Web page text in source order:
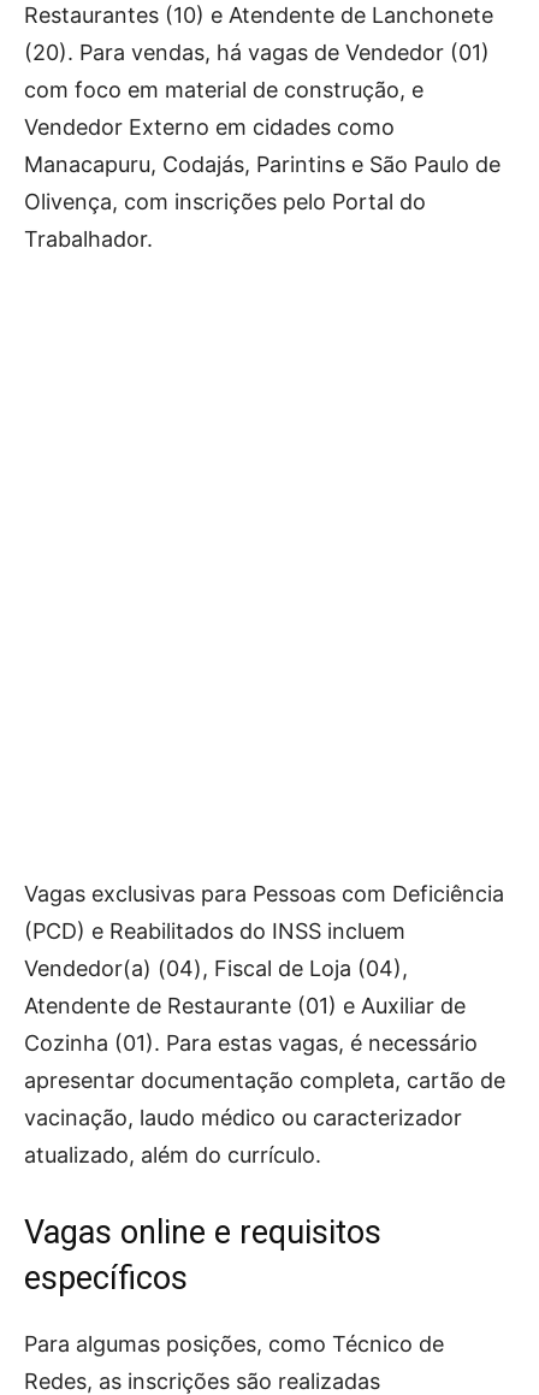
Restaurantes (10) e Atendente de Lanchonete
(20). Para vendas, há vagas de Vendedor (01)
com foco em material de construção, e
Vendedor Externo em cidades como
Manacapuru, Codajás, Parintins e São Paulo de
Olivença, com inscrições pelo Portal do
Trabalhador.
Vagas exclusivas para Pessoas com Deficiência
(PCD) e Reabilitados do INSS incluem
Vendedor(a) (04), Fiscal de Loja (04),
Atendente de Restaurante (01) e Auxiliar de
Cozinha (01). Para estas vagas, é necessário
apresentar documentação completa, cartão de
vacinação, laudo médico ou caracterizador
atualizado, além do currículo.
Vagas online e requisitos
específicos
Para algumas posições, como Técnico de
Redes, as inscrições são realizadas